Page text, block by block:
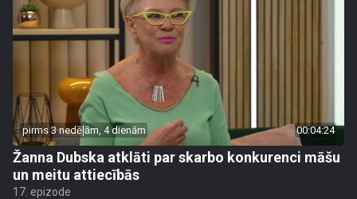
pirms 3 nedēļām, 4 dienām 00:04:24
Žanna Dubska atklāti par skarbo konkurenci māšu
un meitu attiecībās
17. epizode